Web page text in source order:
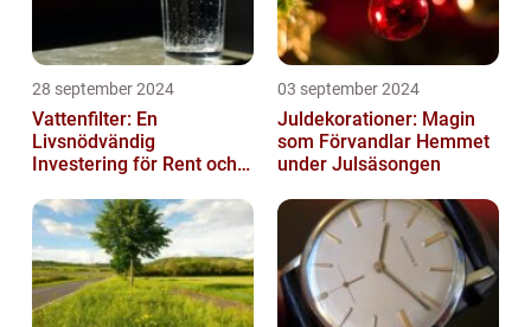
28 september 2024
Vattenfilter: En
Livsnödvändig
Investering för Rent och
03 september 2024
Juldekorationer: Magin
som Förvandlar Hemmet
under Julsäsongen